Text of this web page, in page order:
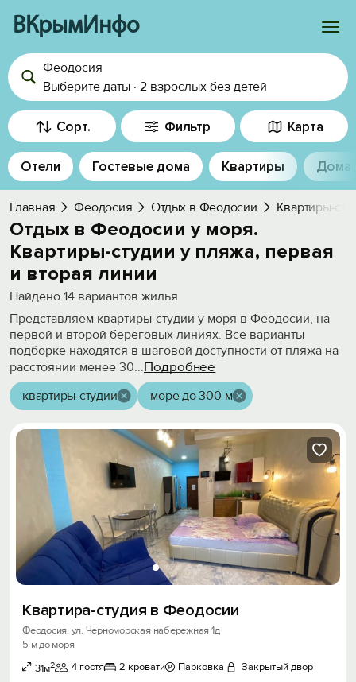
ВКрымИнфо
Войти
Избранное
История просмотра
Добавить свой объект
Феодосия
Выберите даты · 2 взрослых без детей
Сорт. Фильтр Карта
Отели Гостевые дома Квартиры Дома
Главная Феодосия Отдых в Феодосии Квартиры-
Отдых в Феодосии у моря.
Квартиры-студии у пляжа, первая
и вторая линии
Найдено 14 вариантов жилья
Представляем квартиры-студии у моря в Феодосии, на
первой и второй береговых линиях. Все варианты
подборке находятся в шаговой доступности от пляжа на
расстоянии менее 30...Подробнее
квартиры-студии море до 300 м
Квартира-студия в Феодосии
Феодосия, ул. Черноморская набережная 1д
5 м до моря
31м2 4 гостя 2 кровати Парковка Закрытый двор